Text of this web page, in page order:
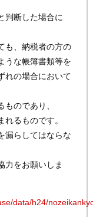
判断した場合に
も、納税者の方の
うな帳簿書類等を
れの場合において
のであり、
るものです。
漏らしてはならな
力をお願いしま
data/h24/